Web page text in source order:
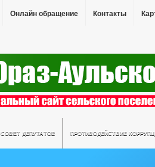
Онлайн обращение Контакты
СОВЕТ ДЕПУТАТОВ ПРОТИВОДЕЙСТВИЕ